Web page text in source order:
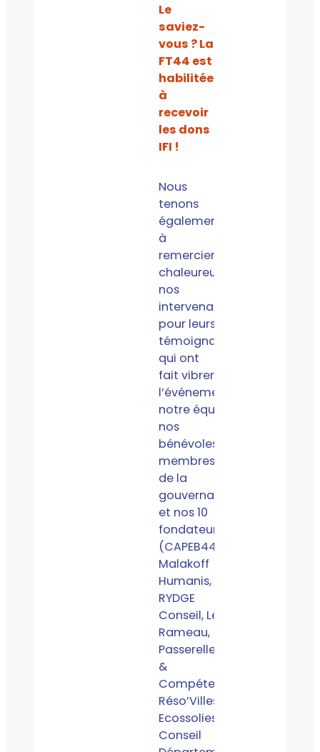
Le
saviez-
vous ? La
FT44 est
habilitée
à
recevoir
les dons
IFI !
Nous
tenons
également
à
remercier
chaleureusement
nos
intervenants
pour leurs
témoignages
qui ont
fait vibrer
l’événement;
notre équipe,
nos
bénévoles,
membres
de la
gouvernance
et nos 10
fondateurs
(CAPEB44,
Malakoff
Humanis,
RYDGE
Conseil, Le
Rameau,
Passerelles
&
Compétences,
Réso’Villes, Les
Ecossolies,
Conseil